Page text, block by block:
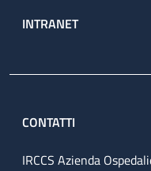
INTRANET
CONTATTI
IRCCS Azienda